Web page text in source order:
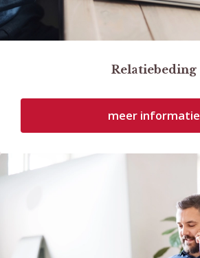
Relatiebeding
meer informatie